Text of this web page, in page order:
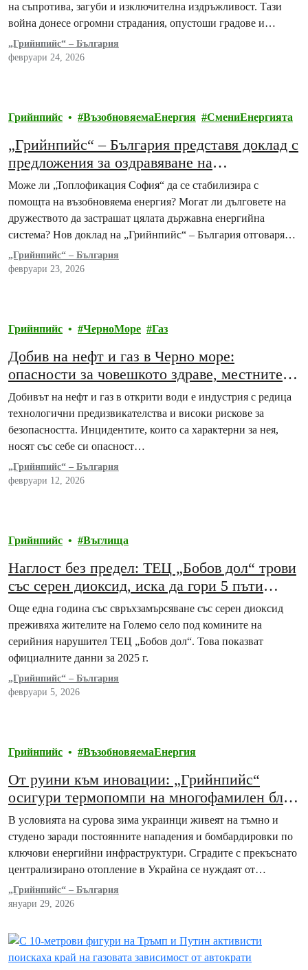
на съпротива, загуби и изключителна издръжливост. Тази
война донесе огромни страдания, опустоши градове и
екосистеми и…
„Грийнпийс“ – България
февруари 24, 2026
Грийнпийс ВъзобновяемаЕнергия СмениЕнергията
„Грийнпийс“ – България представя доклад с
предложения за оздравяване на
„Топлофикация София“
Може ли „Топлофикация София“ да се стабилизира с
помощта на възобновяема енергия? Могат ли дълговете на
дружеството да застрашат цялата държавна енергийна
система? Нов доклад на „Грийнпийс“ – България отговаря…
„Грийнпийс“ – България
февруари 23, 2026
Грийнпийс ЧерноМоре Газ
Добив на нефт и газ в Черно море:
опасности за човешкото здраве, местните
общности и природата
Добивът на нефт и газ в открити води е индустрия с редица
технологични предизвикателства и високи рискове за
безопасността. Инцидентите, които са характерни за нея,
носят със себе си опасност…
„Грийнпийс“ – България
февруари 12, 2026
Грийнпийс Въглища
Наглост без предел: ТЕЦ „Бобов дол“ трови
със серен диоксид, иска да гори 5 пъти
повече боклуци
Още една година със свръхзамърсяване със серен диоксид
преживяха жителите на Големо село под комините на
серийния нарушител ТЕЦ „Бобов дол“. Това показват
официалните данни за 2025 г.
„Грийнпийс“ – България
февруари 5, 2026
Грийнпийс ВъзобновяемаЕнергия
От руини към иновации: „Грийнпийс“
осигури термопомпи на многофамилен блок
в Украйна
В условията на сурова зима украинци живеят на тъмно и
студено заради постоянните нападения и бомбардировки по
ключови енергийни инфраструктури. Сградите с прекъснато
централизирано отопление в Украйна се нуждаят от…
„Грийнпийс“ – България
януари 29, 2026